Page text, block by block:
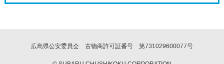
広島県公安委員会 古物商許可証番号 第731029600077号